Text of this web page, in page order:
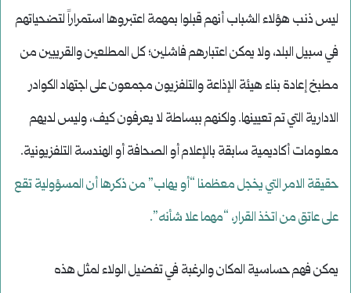
ليس ذنب هؤلاء الشباب أنهم قبلوا بمهمة اعتبروها استمراراً لتضحياتهم
في سبيل البلد، ولا يمكن اعتبارهم فاشلين؛ كل المطلعين والقريبين من
مطبخ إعادة بناء هيئة الإذاعة والتلفزيون مجمعون على اجتهاد الكوادر
الادارية التي تم تعيينها. ولكنهم ببساطة لا يعرفون كيف، وليس لديهم
معلومات أكاديمية سابقة بالإعلام أو الصحافة أو الهندسة التلفزيونية.
حقيقة الامر التي يخجل معظمنا “أو يهاب” من ذكرها أن المسؤولية تقع
على عاتق من اتخذ القرار، “مهما علا شأنه”.
يمكن فهم حساسية المكان والرغبة في تفضيل الولاء لمثل هذه